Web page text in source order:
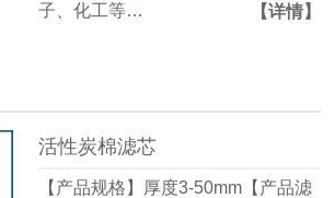
子、化工等…
【详情】
活性炭棉滤芯
【产品规格】厚度3-50mm【产品滤